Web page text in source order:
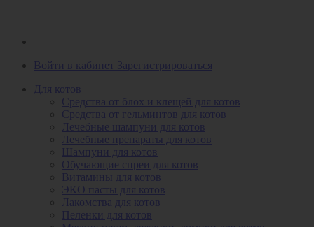
Войти в кабинет
Зарегистрироваться
Для котов
Средства от блох и клещей для котов
Средства от гельминтов для котов
Лечебные шампуни для котов
Лечебные препараты для котов
Шампуни для котов
Обучающие спреи для котов
Витамины для котов
ЭКО пасты для котов
Лакомства для котов
Пеленки для котов